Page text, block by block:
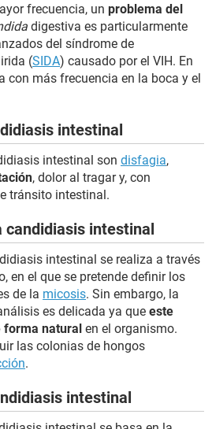
frecuencia, un problema del
digestiva es particularmente
del síndrome de
(SIDA) causado por el VIH. En
con más frecuencia en la boca y el
intestinal
intestinal son disfagia,
, dolor al tragar y, con
tránsito intestinal.
candidiasis intestinal
intestinal se realiza a través
en el que se pretende definir los
de la micosis. Sin embargo, la
es delicada ya que este
forma natural en el organismo.
las colonias de hongos
.
intestinal